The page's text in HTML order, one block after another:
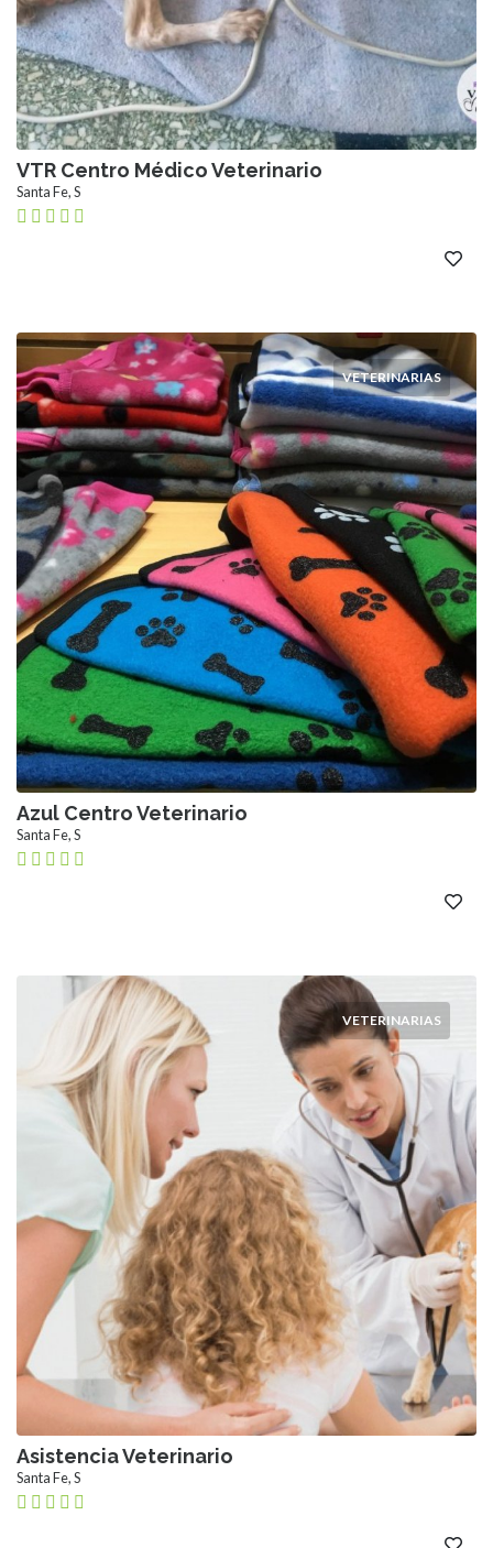
VTR Centro Médico Veterinario
Santa Fe, S
VETERINARIAS
Azul Centro Veterinario
Santa Fe, S
VETERINARIAS
Asistencia Veterinario
Santa Fe, S